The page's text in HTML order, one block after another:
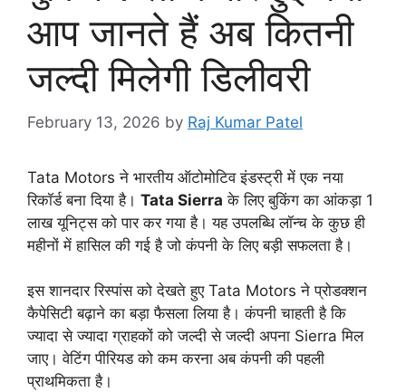
आप जानते हैं अब कितनी
जल्दी मिलेगी डिलीवरी
February 13, 2026 by Raj Kumar Patel
Tata Motors ने भारतीय ऑटोमोटिव इंडस्ट्री में एक नया
रिकॉर्ड बना दिया है। Tata Sierra के लिए बुकिंग का आंकड़ा 1
लाख यूनिट्स को पार कर गया है। यह उपलब्धि लॉन्च के कुछ ही
महीनों में हासिल की गई है जो कंपनी के लिए बड़ी सफलता है।
इस शानदार रिस्पांस को देखते हुए Tata Motors ने प्रोडक्शन
कैपेसिटी बढ़ाने का बड़ा फैसला लिया है। कंपनी चाहती है कि
ज्यादा से ज्यादा ग्राहकों को जल्दी से जल्दी अपना Sierra मिल
जाए। वेटिंग पीरियड को कम करना अब कंपनी की पहली
प्राथमिकता है।